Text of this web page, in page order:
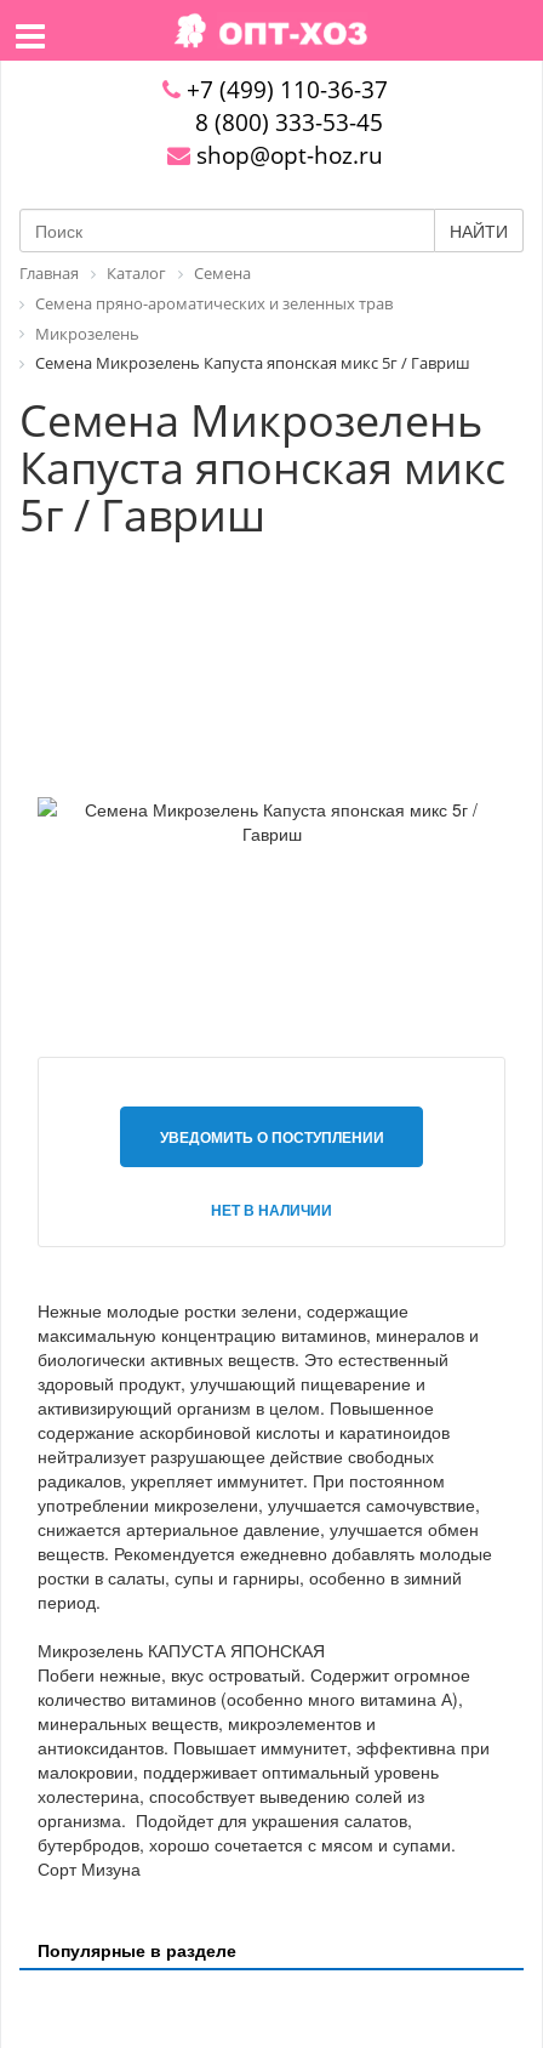
+7 (499) 110-36-37
8 (800) 333-53-45
shop@opt-hoz.ru
НАЙТИ
Главная Каталог
Семена
Семена пряно-ароматических и зеленных трав
Микрозелень
Семена Микрозелень Капуста японская микс 5г / Гавриш
Семена Микрозелень
Капуста японская микс
5г / Гавриш
УВЕДОМИТЬ О ПОСТУПЛЕНИИ
НЕТ В НАЛИЧИИ
Нежные молодые ростки зелени, содержащие
максимальную концентрацию витаминов, минералов и
биологически активных веществ. Это естественный
здоровый продукт, улучшающий пищеварение и
активизирующий организм в целом. Повышенное
содержание аскорбиновой кислоты и каратиноидов
нейтрализует разрушающее действие свободных
радикалов, укрепляет иммунитет. При постоянном
употреблении микрозелени, улучшается самочувствие,
снижается артериальное давление, улучшается обмен
веществ. Рекомендуется ежедневно добавлять молодые
ростки в салаты, супы и гарниры, особенно в зимний
период.
Микрозелень КАПУСТА ЯПОНСКАЯ
Побеги нежные, вкус островатый. Содержит огромное
количество витаминов (особенно много витамина А),
минеральных веществ, микроэлементов и
антиоксидантов. Повышает иммунитет, эффективна при
малокровии, поддерживает оптимальный уровень
холестерина, способствует выведению солей из
организма. Подойдет для украшения салатов,
бутербродов, хорошо сочетается с мясом и супами.
Сорт Мизуна
Популярные в разделе